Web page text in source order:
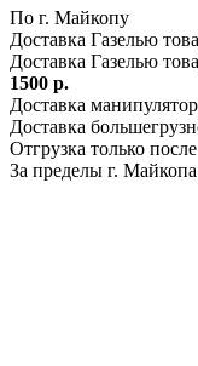
По г. Майкопу
Доставка Газелью
Доставка Газелью
1500 р.
Доставка
Доставка
Отгрузка только
За пределы г. Майкопа